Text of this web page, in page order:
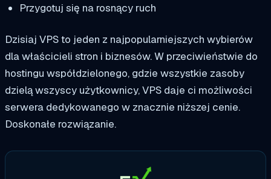
Przygotuj się na rosnący ruch
Dzisiaj VPS to jeden z najpopularniejszych wybierów
dla właścicieli stron i biznesów. W przeciwieństwie do
hostingu współdzielonego, gdzie wszystkie zasoby
dzielą wszyscy użytkownicy, VPS daje ci możliwości
serwera dedykowanego w znacznie niższej cenie.
Doskonałe rozwiązanie.